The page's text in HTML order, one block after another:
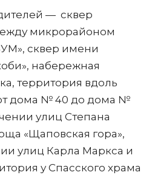
— сквер
микрорайоном
сквер имени
набережная
территория вдоль
дома № 40 до дома №
улиц Степана
«Щаповская гора»,
улиц Карла Маркса и
у Спасского храма